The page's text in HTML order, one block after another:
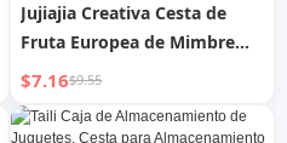
Jujiajia Creativa Cesta de
Fruta Europea de Mimbre
Accesible Lujo para Sala de
Estar Cesta de Snacks Cesta
de Verduras Cesta de
$7.16$9.55